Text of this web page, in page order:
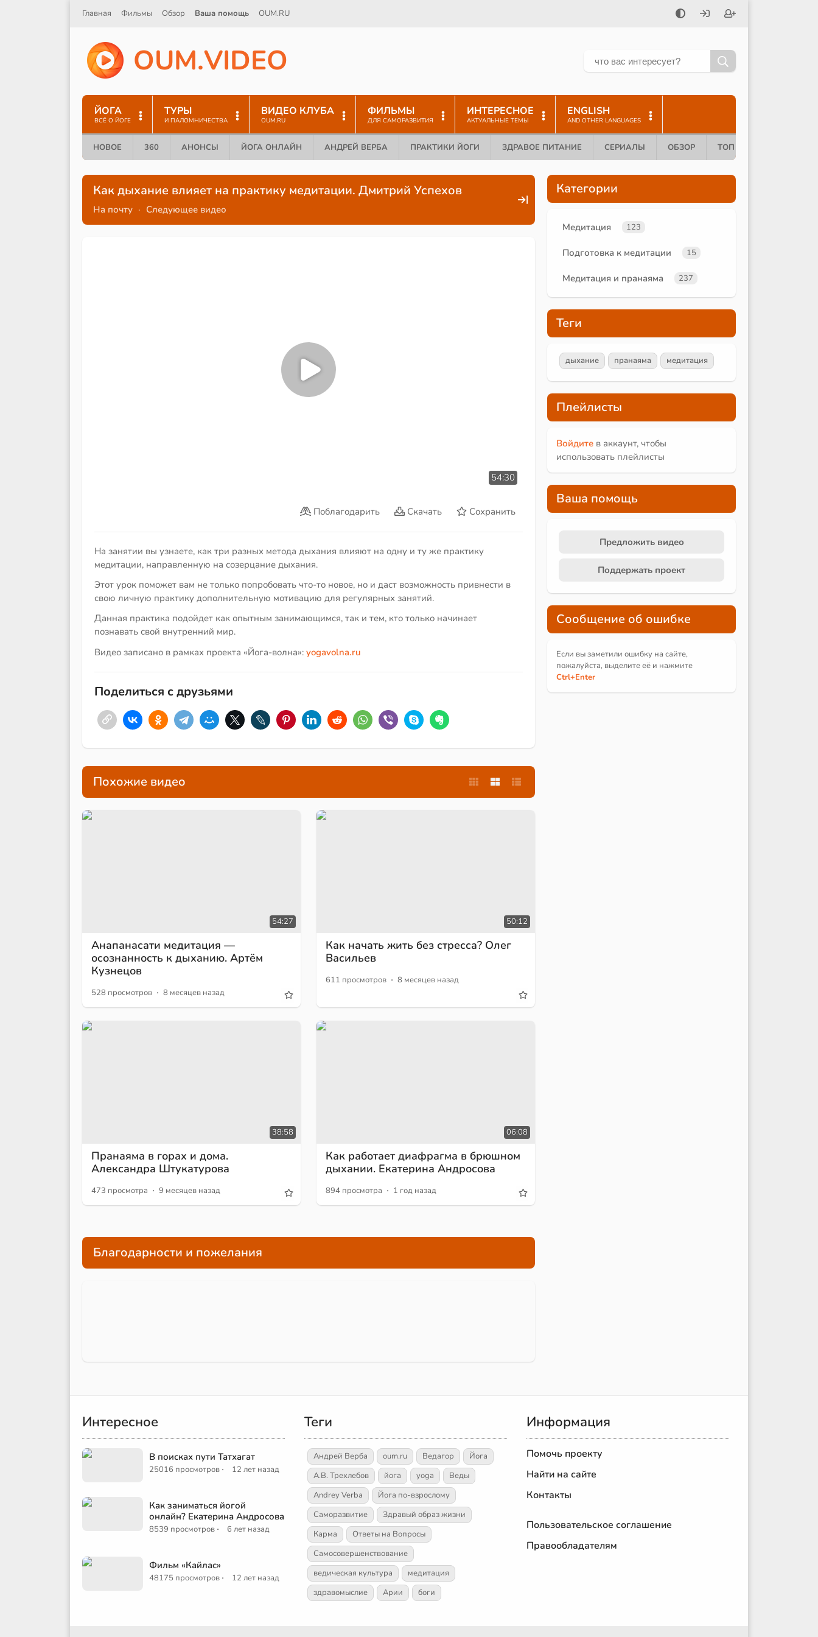
Главная Фильмы Обзор Ваша помощь OUM.RU
OUM.VIDEO
ЙОГА
ВСЁ О ЙОГЕ
ТУРЫ
И ПАЛОМНИЧЕСТВА
ВИДЕО КЛУБА
OUM.RU
ФИЛЬМЫ
ДЛЯ САМОРАЗВИТИЯ
ИНТЕРЕСНОЕ
АКТУАЛЬНЫЕ ТЕМЫ
ENGLISH
AND OTHER LANGUAGES
НОВОЕ 360 АНОНСЫ ЙОГА ОНЛАЙН АНДРЕЙ ВЕРБА ПРАКТИКИ ЙОГИ ЗДРАВОЕ ПИТАНИЕ СЕРИАЛЫ ОБЗОР ТОП 10
Как дыхание влияет на практику медитации. Дмитрий Успехов
На почту · Следующее видео
54:30
Поблагодарить Скачать Сохранить
На занятии вы узнаете, как три разных метода дыхания влияют на одну и ту же практику
медитации, направленную на созерцание дыхания.
Этот урок поможет вам не только попробовать что-то новое, но и даст возможность привнести в
свою личную практику дополнительную мотивацию для регулярных занятий.
Данная практика подойдет как опытным занимающимся, так и тем, кто только начинает
познавать свой внутренний мир.
Видео записано в рамках проекта «Йога-волна»: yogavolna.ru
Поделиться с друзьями
Похожие видео
54:27
Анапанасати медитация —
осознанность к дыханию. Артём
Кузнецов
528 просмотров · 8 месяцев назад
50:12
Как начать жить без стресса? Олег
Васильев
611 просмотров · 8 месяцев назад
38:58
Пранаяма в горах и дома.
Александра Штукатурова
473 просмотра · 9 месяцев назад
06:08
Как работает диафрагма в брюшном
дыхании. Екатерина Андросова
894 просмотра · 1 год назад
Благодарности и пожелания
Категории
Медитация 123
Подготовка к медитации 15
Медитация и пранаяма 237
Теги
дыхание пранаяма медитация
Плейлисты
Войдите в аккаунт, чтобы
использовать плейлисты
Ваша помощь
Предложить видео
Поддержать проект
Сообщение об ошибке
Если вы заметили ошибку на сайте,
пожалуйста, выделите её и нажмите
Ctrl+Enter
Интересное
В поисках пути Татхагат
25016 просмотров · 12 лет назад
Как заниматься йогой
онлайн? Екатерина Андросова
8539 просмотров · 6 лет назад
Фильм «Кайлас»
48175 просмотров · 12 лет назад
Теги
Андрей Верба oum.ru Ведагор
Йога
А.В. Трехлебов
йога yoga
Веды
Andrey Verba
Йога по-взрослому
Саморазвитие
Здравый образ жизни
Карма
Ответы на Вопросы
Самосовершенствование
ведическая культура
медитация
здравомыслие
Арии боги
Информация
Помочь проекту
Найти на сайте
Контакты
Пользовательское соглашение
Правообладателям